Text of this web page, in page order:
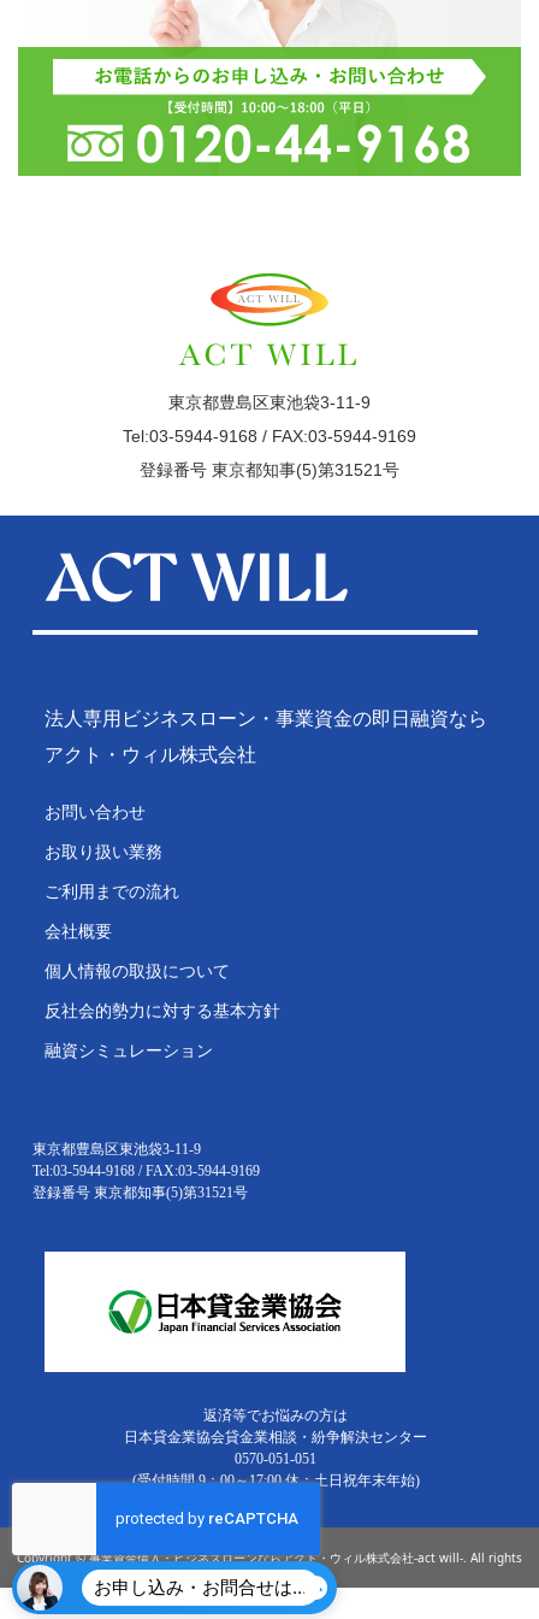
東京都豊島区東池袋3-11-9
Tel:03-5944-9168 / FAX:03-5944-9169
登録番号 東京都知事(5)第31521号
法人専用ビジネスローン・事業資金の即日融資なら
アクト・ウィル株式会社
お問い合わせ
お取り扱い業務
ご利用までの流れ
会社概要
個人情報の取扱について
反社会的勢力に対する基本方針
融資シミュレーション
東京都豊島区東池袋3-11-9
Tel:03-5944-9168 / FAX:03-5944-9169
登録番号 東京都知事(5)第31521号
返済等でお悩みの方は
日本貸金業協会貸金業相談・紛争解決センター
0570-051-051
(受付時間 9：00～17:00 休：土日祝年末年始)
Copyright © 事業資金借入・ビジネスローンならアクト・ウィル株式会社-act will-. All rights
お申し込み・お問合せはこちら